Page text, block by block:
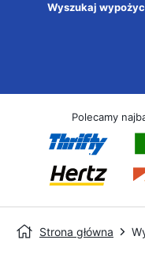
Wyszukaj
Polecamy
Strona główna